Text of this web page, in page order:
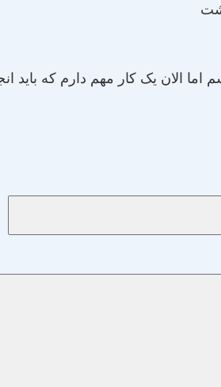
الان یک کار مهم دارم که باید